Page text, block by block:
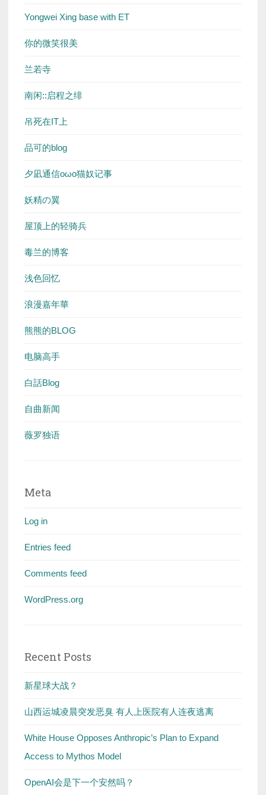
Yongwei Xing base with ET
你的微笑很美
兰若寺
南闲::启程之绯
吊死在IT上
品可的blog
夕凪通信oωo猫奴记事
妖精の翼
屋顶上的轻骑兵
毒兰的博客
浅色回忆
浪漫嘉年華
熊熊的BLOG
电脑高手
白話Blog
自曲新闻
薇罗独语
Meta
Log in
Entries feed
Comments feed
WordPress.org
Recent Posts
新星球大战？
山西运城凌晨突发恶臭 有人上医院有人连夜逃离
White House Opposes Anthropic’s Plan to Expand
Access to Mythos Model
OpenAI会是下一个安然吗？